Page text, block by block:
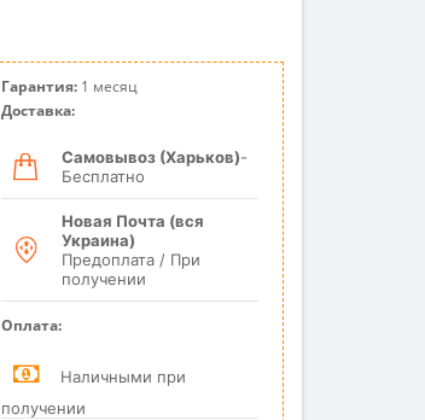
Гарантия: 1 месяц
Доставка:
Самовывоз (Харьков)-
Бесплатно
Новая Почта (вся
Украина)
Предоплата / При
получении
Оплата:
Наличными при
получении